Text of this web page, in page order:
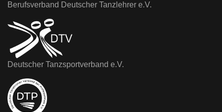
Berufsverband Deutscher Tanzlehrer e.V.
Deutscher Tanzsportverband e.V.